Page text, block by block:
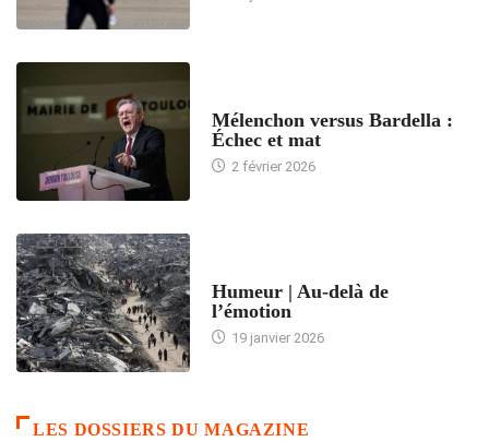
Mélenchon versus Bardella :
Échec et mat
2 février 2026
Humeur | Au-delà de
l’émotion
19 janvier 2026
LES DOSSIERS DU MAGAZINE